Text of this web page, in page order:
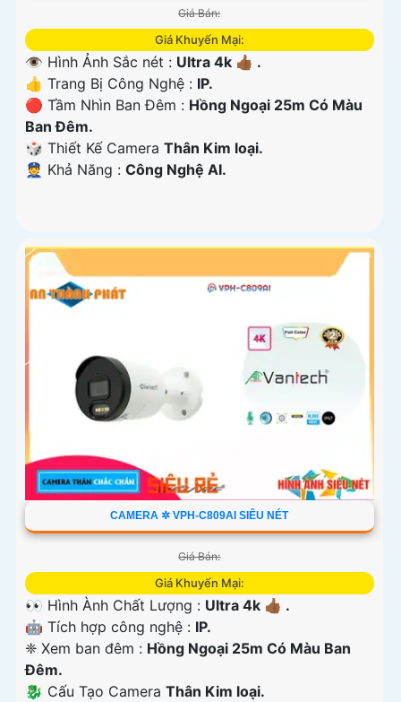
Giá Bán:
Giá Khuyến Mại:
👁 Hình Ảnh Sắc nét : Ultra 4k 👍🏾 .
👍 Trang Bị Công Nghệ : IP.
🔴 Tầm Nhìn Ban Đêm : Hồng Ngoại 25m Có Màu
Ban Ðêm.
🎲 Thiết Kế Camera Thân Kim loại.
️👮 Khả Năng : Công Nghệ AI.
CAMERA ✲ VPH-C809AI SIÊU NÉT
Giá Bán:
Giá Khuyến Mại:
👀 Hình Ành Chất Lượng : Ultra 4k 👍🏾 .
🤖️ Tích hợp công nghệ : IP.
❈ Xem ban đêm : Hồng Ngoại 25m Có Màu Ban
Ðêm.
🐉️ Cấu Tạo Camera Thân Kim loại.